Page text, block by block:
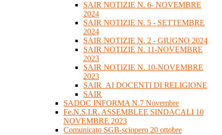
SAIR NOTIZIE N. 6- NOVEMBRE
2024
SAIR NOTIZIE N. 5 - SETTEMBRE
2024
SAIR NOTIZIE N. 2 - GIUGNO 2024
SAIR NOTIZIE N. 11-NOVEMBRE
2023
SAIR NOTIZIE N. 10-NOVEMBRE
2023
SAIR_AI DOCENTI DI RELIGIONE
SAIR
SADOC INFORMA N.7 Novembre
Fe.N.S.I.R. ASSEMBLEE SINDACALI 10
NOVEMBRE 2023
Comunicato SGB-sciopero 20 ottobre